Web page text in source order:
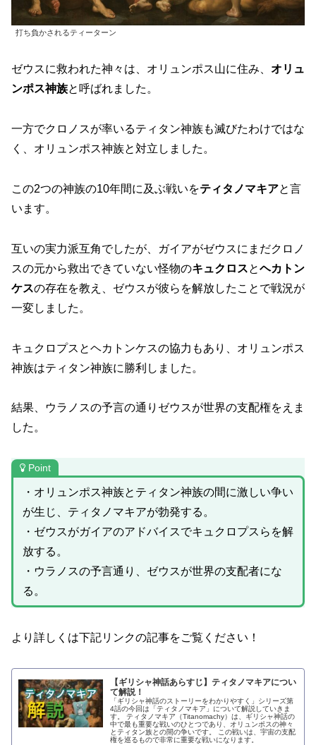
打ち負かされるティーターン
ゼウスに救われた神々は、オリュンポス山に住み、 オリュ
ンポス神族と呼ばれました。
一方でクロノスが率いるティタン神族も滅びたわけではな
く、オリュンポス神族と対立しました。
この2つの神族の10年間に及ぶ戦いをティタノマキアと言
います。
互いの実力派互角でしたが、ガイアがゼウスにまだクロノ
スの元から救出できていない怪物のキュクロスとヘカトン
ケスの存在を教え、ゼウスが彼らを解放したことで戦況が
一変しました。
キュクロプスとヘカトンケスの協力もあり、オリュンポス
神族はティタン神族に勝利しました。
結果、ウラノスの予言の通りゼウスが世界の支配権をえま
した。
Point
・オリュンポス神族とティタン神族の間に激しい争い
が生じ、ティタノマキアが勃発する。
・ゼウスがガイアのアドバイスでキュクロプスらを解
放する。
・ウラノスの予言通り、ゼウスが世界の支配者にな
る。
より詳しくは下記リンクの記事をご覧ください！
【ギリシャ神話あらすじ】ティタノマキアについ
て解説！
「ギリシャ神話のストーリーをわかりやすく」シリーズ第
4話の今回は「ティタノマキア」について解説していきま
す。 ティタノマキア（Titanomachy）は、ギリシャ神話の
中で最も重要な戦いのひとつであり、オリュンポスの神々
とティタン族との間の争いです。 この戦いは、宇宙の支配
権を巡るもので非常に重要な戦いになります。